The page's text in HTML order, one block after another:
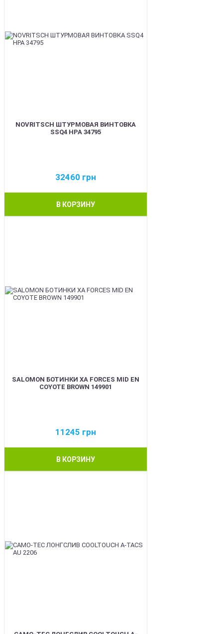
NOVRITSCH ШТУРМОВАЯ ВИНТОВКА
SSQ4 HPA 34795
32460 грн
В КОРЗИНУ
SALOMON БОТИНКИ XA FORCES MID EN
COYOTE BROWN 149901
11245 грн
В КОРЗИНУ